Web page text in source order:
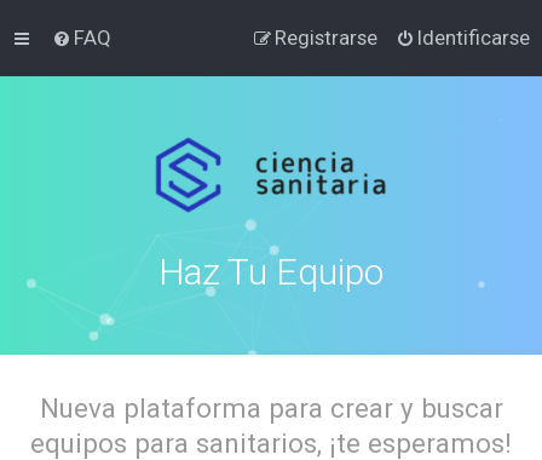
FAQ Identificarse
Registrarse
Haz Tu Equipo
Nueva plataforma para crear y buscar
equipos para sanitarios, ¡te esperamos!